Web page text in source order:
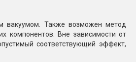
вакуумом. Также возможен метод
компонентов. Вне зависимости от
соответствующий эффект,